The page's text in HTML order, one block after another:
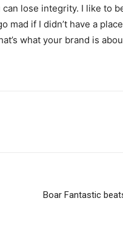
lose integrity. I like to
mad if I didn’t have a
what your brand is
Boar Fantastic